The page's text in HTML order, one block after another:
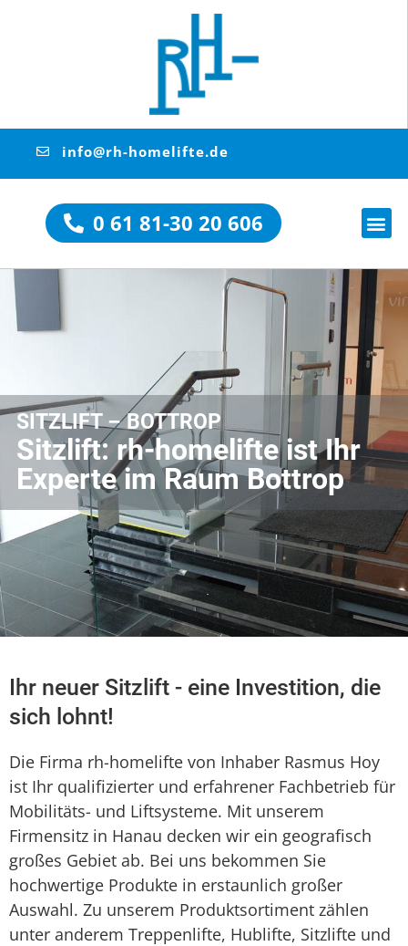
info@rh-homelifte.de
0 61 81-30 20 606
SITZLIFT – BOTTROP
Sitzlift: rh-homelifte ist Ihr
Experte im Raum Bottrop
Ihr neuer Sitzlift - eine Investition, die
sich lohnt!
Die Firma rh-homelifte von Inhaber Rasmus Hoy
ist Ihr qualifizierter und erfahrener Fachbetrieb für
Mobilitäts- und Liftsysteme. Mit unserem
Firmensitz in Hanau decken wir ein geografisch
großes Gebiet ab. Bei uns bekommen Sie
hochwertige Produkte in erstaunlich großer
Auswahl. Zu unserem Produktsortiment zählen
unter anderem Treppenlifte, Hublifte, Sitzlifte und